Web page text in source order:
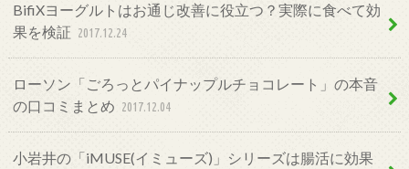
BifiXヨーグルトはお通じ改善に役立つ？実際に食べて効
果を検証 2017.12.24
ローソン「ごろっとパイナップルチョコレート」の本音
の口コミまとめ 2017.12.04
小岩井の「iMUSE(イミューズ)」シリーズは腸活に効果